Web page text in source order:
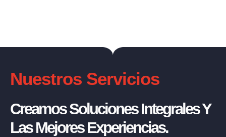
Nuestros Servicios
Creamos Soluciones Integrales Y
Las Mejores Experiencias.